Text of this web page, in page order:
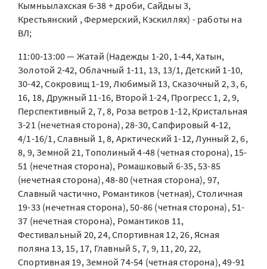
Кымньылахская 6-38 + дроби, Сайдыы 3,
Крестьянский , Фермерский, Кэскиллях) - работы на
ВЛ;
11:00-13:00 — Жатай (Надежды 1-20, 1-44, Хатын,
Золотой 2-42, Облачный 1-11, 13, 13/1, Детский 1-10,
30-42, Сокровищ 1-19, Любимый 13, Сказочный 2, 3, 6,
16, 18, Дружный 11-16, Второй 1-24, Прогресс 1, 2, 9,
Перспективный 2, 7, 8, Роза ветров 1-12, Кристальная
3-21 (нечетная сторона), 28-30, Сапфировый 4-12,
4/1-16/1, Славный 1, 8, Арктический 1-12, Лунный 2, 6,
8, 9, Земной 21, Тополиный 4-48 (четная сторона), 15-
51 (нечетная сторона), Ромашковый 6-35, 53-85
(нечетная сторона), 48-80 (четная сторона), 97,
Славный частично, Романтиков (четная), Столичная
19-33 (нечетная сторона), 50-86 (четная сторона), 51-
37 (нечетная сторона), Романтиков 11,
Фестивальный 20, 24, Спортивная 12, 26, Ясная
поляна 13, 15, 17, Главный 5, 7, 9, 11, 20, 22,
Спортивная 19, Земной 74-54 (четная сторона), 49-91